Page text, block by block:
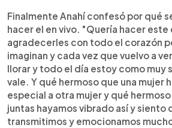
Finalmente Anahí confesó por qué
hacer el en vivo. "Quería hacer este
agradecerles con todo el corazón
imaginan y cada vez que vuelvo a
llorar y todo el día estoy como muy
vale. Y qué hermoso que una mujer
especial a otra mujer y qué
juntas hayamos vibrado así y siento
transmitimos y emocionamos